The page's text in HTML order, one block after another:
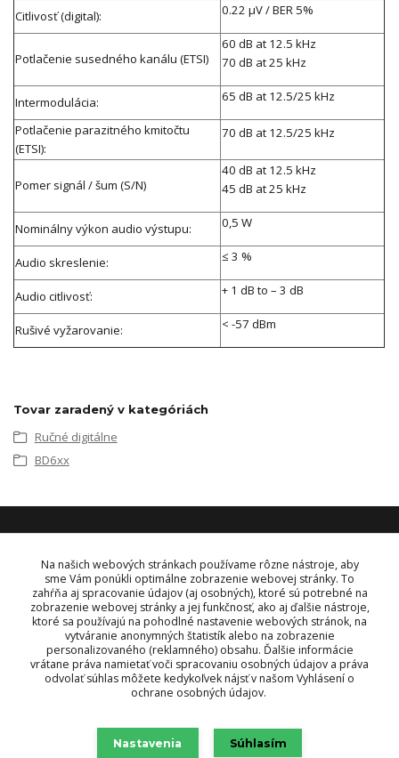
Citlivosť (digital): 0.22 μV / BER 5%
Potlačenie susedného kanálu (ETSI)
60 dB at 12.5 kHz
70 dB at 25 kHz
Intermodulácia: 65 dB at 12.5/25 kHz
Potlačenie parazitného kmitočtu
(ETSI):
70 dB at 12.5/25 kHz
Pomer signál / šum (S/N)
40 dB at 12.5 kHz
45 dB at 25 kHz
Nominálny výkon audio výstupu: 0,5 W
Audio skreslenie: ≤ 3 %
Audio citlivosť: + 1 dB to – 3 dB
Rušivé vyžarovanie: < -57 dBm
Tovar zaradený v kategóriách
Ručné digitálne
BD6xx
KONTAKT
OBJEDNÁVKY A INFORMÁCIE
+421 948 229 224
info@vysielacky.com
Na našich webových stránkach používame rôzne nástroje, aby
sme Vám ponúkli optimálne zobrazenie webovej stránky. To
zahŕňa aj spracovanie údajov (aj osobných), ktoré sú potrebné na
zobrazenie webovej stránky a jej funkčnosť, ako aj ďalšie nástroje,
ktoré sa používajú na pohodlné nastavenie webových stránok, na
vytváranie anonymných štatistík alebo na zobrazenie
personalizovaného (reklamného) obsahu. Ďalšie informácie
vrátane práva namietať voči spracovaniu osobných údajov a práva
odvolať súhlas môžete kedykoľvek nájsť v našom Vyhlásení o
ochrane osobných údajov.
Nastavenia Súhlasím